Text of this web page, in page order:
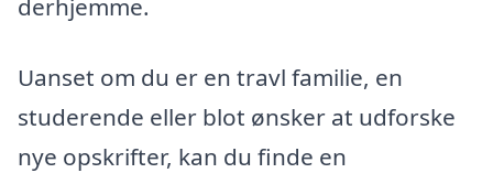
derhjemme.
Uanset om du er en travl familie, en
studerende eller blot ønsker at udforske
nye opskrifter, kan du finde en